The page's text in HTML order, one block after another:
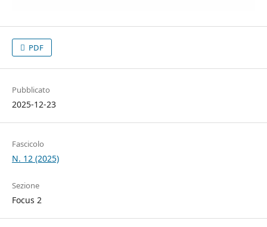
PDF
Pubblicato
2025-12-23
Fascicolo
N. 12 (2025)
Sezione
Focus 2